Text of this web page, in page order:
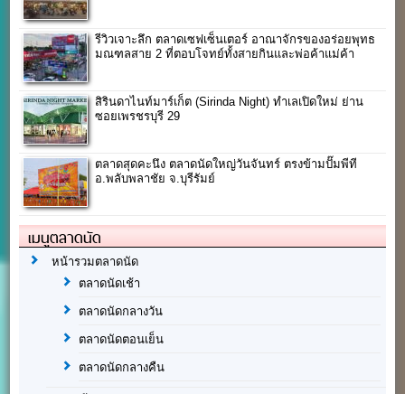
รีวิวเจาะลึก ตลาดเซฟเซ็นเตอร์ อาณาจักรของอร่อยพุทธ
มณฑลสาย 2 ที่ตอบโจทย์ทั้งสายกินและพ่อค้าแม่ค้า
สิรินดาไนท์มาร์เก็ต (Sirinda Night) ทำเลเปิดใหม่ ย่าน
ซอยเพรชรบุรี 29
ตลาดสุดคะนึง ตลาดนัดใหญ่วันจันทร์ ตรงข้ามปั๊มพีที
อ.พลับพลาชัย จ.บุรีรัมย์
เมนูตลาดนัด
หน้ารวมตลาดนัด
ตลาดนัดเช้า
ตลาดนัดกลางวัน
ตลาดนัดตอนเย็น
ตลาดนัดกลางคืน